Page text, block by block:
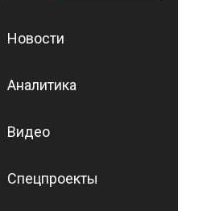
Новости
Аналитика
Видео
Спецпроекты